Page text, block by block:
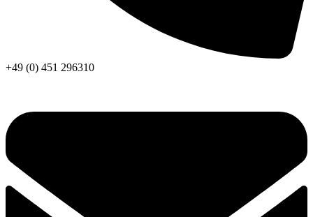
+49 (0) 451 296310